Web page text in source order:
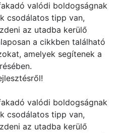
valódi boldogságnak
csodálatos tipp van,
az utadba kerülő
a cikkben található
amelyek segítenek a
valódi boldogságnak
csodálatos tipp van,
az utadba kerülő